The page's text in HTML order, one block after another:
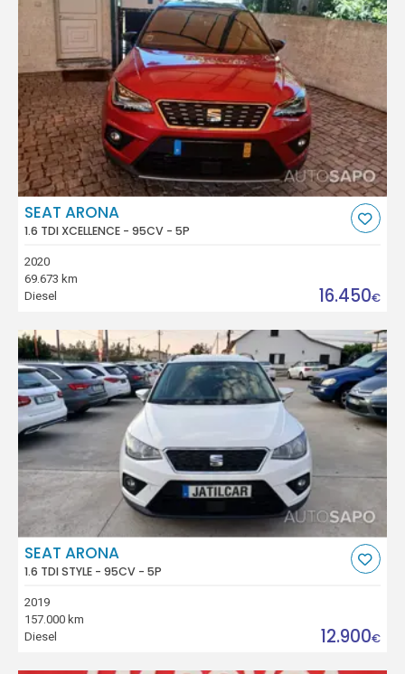
SEAT ARONA
1.6 TDI XCELLENCE - 95CV - 5P
2020
69.673 km
Diesel
16.450€
SEAT ARONA
1.6 TDI STYLE - 95CV - 5P
2019
157.000 km
Diesel
12.900€